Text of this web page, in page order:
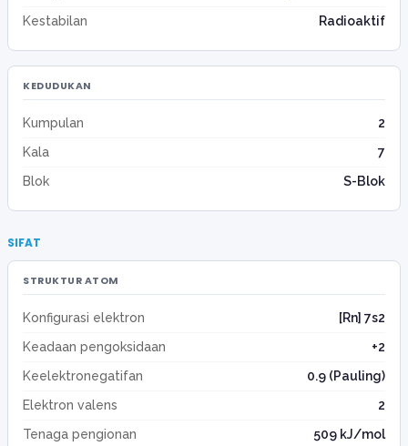
Kestabilan
Radioaktif
KEDUDUKAN
Kumpulan
2
Kala
7
Blok
S-Blok
SIFAT
STRUKTUR ATOM
Konfigurasi elektron
[Rn] 7s2
Keadaan pengoksidaan
+2
Keelektronegatifan
0.9 (Pauling)
Elektron valens
2
Tenaga pengionan
509 kJ/mol